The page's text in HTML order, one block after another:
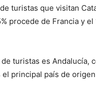
turistas que visitan
procede de Francia y el
turistas es Andalucía,
principal país de